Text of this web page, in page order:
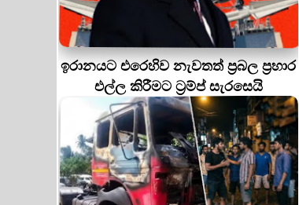
ඉරානයට එරෙහිව නැවතත් ප්‍රබල ප්‍රහාර
එල්ල කිරීමට ට්‍රම්ප් සැරසෙයි